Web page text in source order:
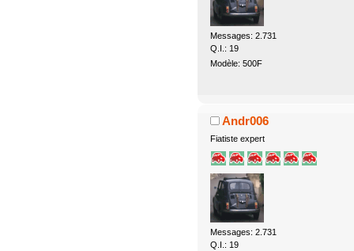
Messages: 2.731
Q.I.: 19
Modèle: 500F
Andr006
Fiatiste expert
Messages: 2.731
Q.I.: 19